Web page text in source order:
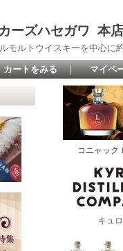
カーズハセガワ 本
モルトウイスキーを中心
カートをみる ｜ マイペ